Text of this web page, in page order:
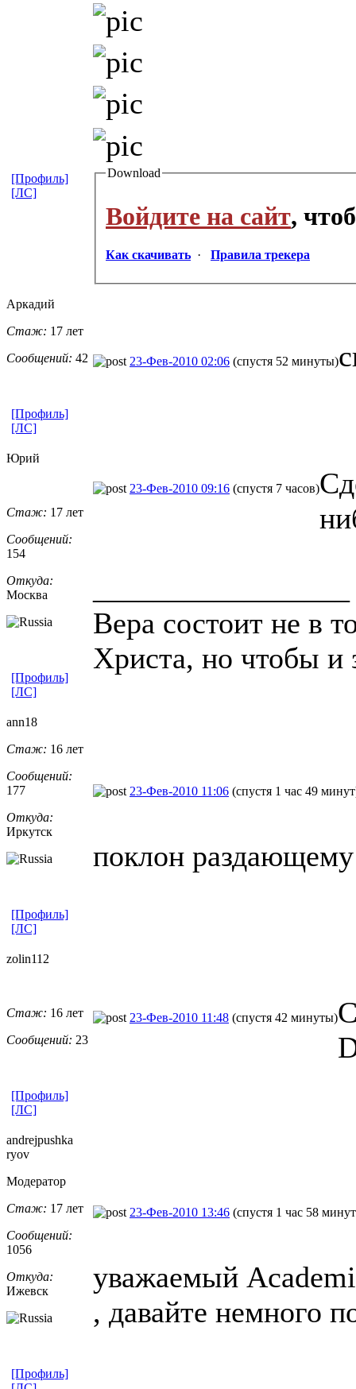
Download
Войдите на сайт,
Как скачивать · Правила трекера
[Профиль]
[ЛС]
Аркадий
Стаж: 17 лет
Сообщений: 42 23-Фев-2010 02:06 (спустя 52 минуты)
[Профиль]
[ЛС]
Юрий
Стаж: 17 лет
Сообщений:
154
Откуда:
Москва
23-Фев-2010 09:16 (спустя 7 часов)
Вера состоит не в
Христа, но чтобы и
[Профиль]
[ЛС]
ann18
Стаж: 16 лет
Сообщений:
177
Откуда:
Иркутск
23-Фев-2010 11:06 (спустя 1 час 49
поклон
[Профиль]
[ЛС]
zolin112
Стаж: 16 лет
Сообщений: 23
23-Фев-2010 11:48 (спустя 42 минуты)
[Профиль]
[ЛС]
andrejpushka
ryov
Модератор
Стаж: 17 лет
Сообщений:
1056
Откуда:
Ижевск
23-Фев-2010 13:46 (спустя 1 час 58
уважаемый
, давайте немного
[Профиль]